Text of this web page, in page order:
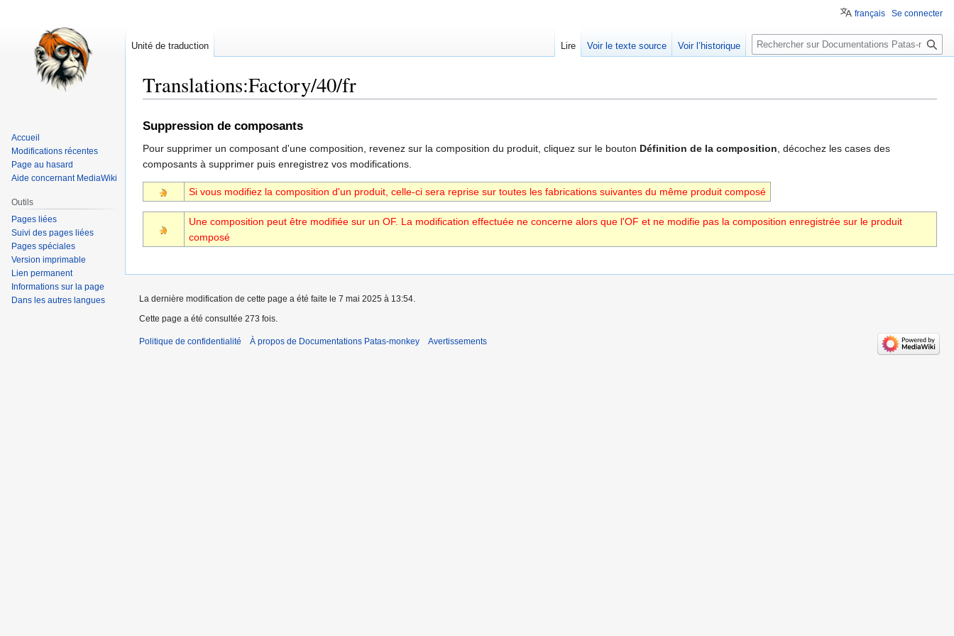
Translations:Factory/40/fr
à
la
navigation
à
la
recherche
Suppression de composants
Pour supprimer un composant d'une composition, revenez sur la composition du produit, cliquez sur le bouton Définition de la composition , décochez les cases des
composants à supprimer puis enregistrez vos modifications.
Si vous modifiez la composition d'un produit, celle-ci sera reprise sur toutes les fabrications suivantes du même produit composé
Une composition peut être modifiée sur un OF. La modification effectuée ne concerne alors que l'OF et ne modifie pas la composition enregistrée sur le produit
composé
français Se connecter
Unité de traduction Lire Voir le texte source Voir l’historique
Rechercher
Accueil
Modifications récentes
Page au hasard
Aide concernant MediaWiki
Outils
Pages liées
Suivi des pages liées
Pages spéciales
Version imprimable
Lien permanent
Informations sur la page
Dans les autres langues
La dernière modification de cette page a été faite le 7 mai 2025 à 13:54.
Cette page a été consultée 273 fois.
Politique de confidentialité À propos de Documentations Patas-monkey Avertissements